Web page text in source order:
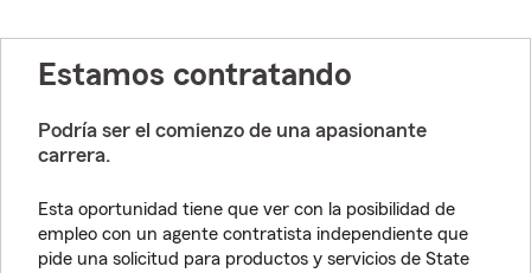
Estamos contratando
Podría ser el comienzo de una apasionante
carrera.
Esta oportunidad tiene que ver con la posibilidad de
empleo con un agente contratista independiente que
pide una solicitud para productos y servicios de State